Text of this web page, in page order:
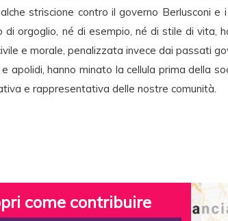
striscione contro il governo Berlusconi e i
di orgoglio, né di esempio, né di stile di vita,
e morale, penalizzata invece dai passati
apolidi, hanno minato la cellula prima della
e rappresentativa delle nostre comunità.
come contribuire